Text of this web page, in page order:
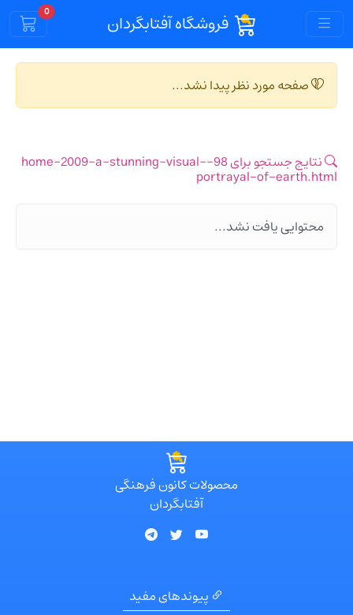
فروشگاه آفتابگردان 0
Cart
صفحه مورد نظر پیدا نشد...
نتایج جستجو برای 98-home-2009-a-stunning-visual-
portrayal-of-earth.html
محتوایی یافت نشد...
محصولات کانون فرهنگی
آفتابگردان
پیوندهای مفید